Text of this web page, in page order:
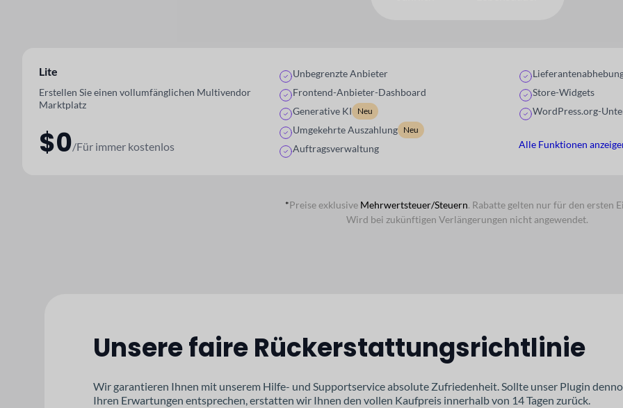
Lite
Erstellen Sie einen vollumfänglichen Multivendor
Marktplatz
$0/Für immer kostenlos
Unbegrenzte Anbieter
Frontend-Anbieter-Dashboard
Generative KI
Neu
Umgekehrte Auszahlung Neu
Auftragsverwaltung
Store-Widgets
WordPress.org-
Alle Funktionen
*Preise exklusive Mehrwertsteuer/Steuern. Rabatte gelten nur für den ersten
Wird bei zukünftigen Verlängerungen nicht angewendet.
Unsere faire Rückerstattungsrichtlinie
Wir garantieren Ihnen mit unserem Hilfe- und Supportservice absolute Zufriedenheit. Sollte unser Plugin
Ihren Erwartungen entsprechen, erstatten wir Ihnen den vollen Kaufpreis innerhalb von 14 Tagen zurück.